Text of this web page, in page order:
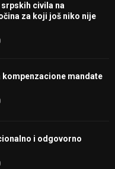
civila na
za koji još niko nije
kompenzacione mandate
i odgovorno